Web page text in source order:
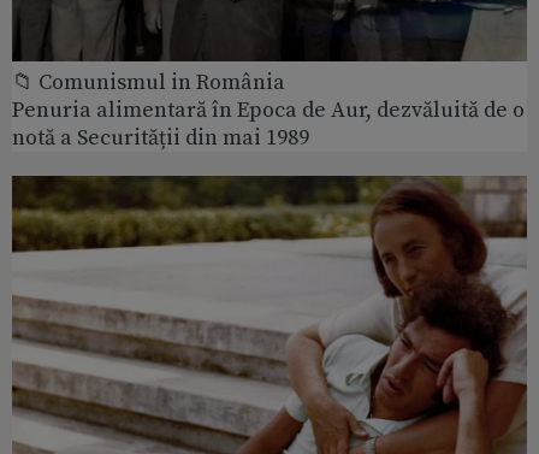
📁 Comunismul in România
Penuria alimentară în Epoca de Aur, dezvăluită de o
notă a Securității din mai 1989